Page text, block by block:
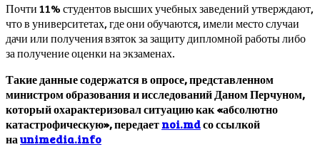
Почти 11% студентов высших учебных заведений утверждают,
что в университетах, где они обучаются, имели место случаи
дачи или получения взяток за защиту дипломной работы либо
за получение оценки на экзаменах.
Такие данные содержатся в опросе, представленном
министром образования и исследований Даном Перчуном,
который охарактеризовал ситуацию как «абсолютно
катастрофическую», передаетnoi.mdсо ссылкой
наunimedia.info